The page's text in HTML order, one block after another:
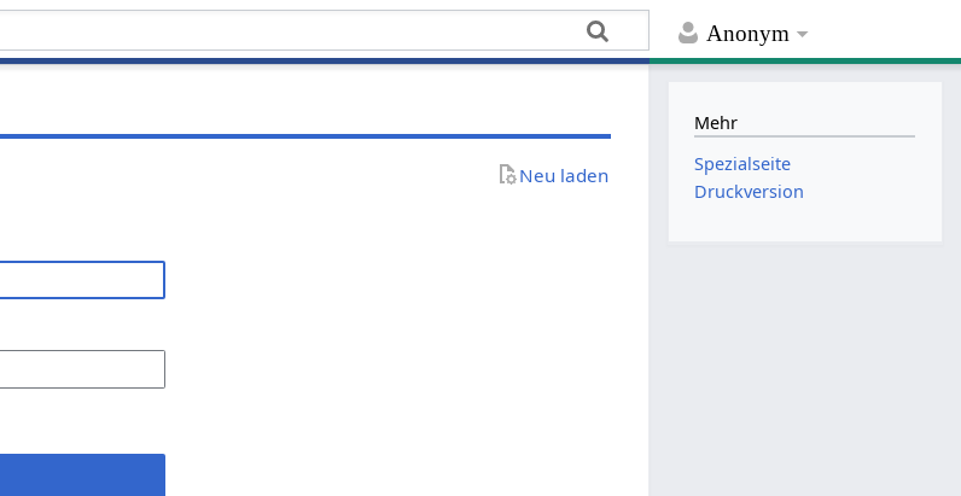
Anonym
Neu laden
Mehr
Spezialseite
Druckversion